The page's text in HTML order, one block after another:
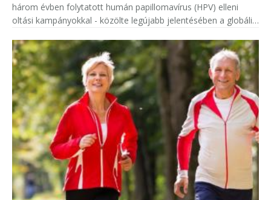
három évben folytatott humán papillomavírus (HPV) elleni
oltási kampányokkal - közölte legújabb jelentésében a globális